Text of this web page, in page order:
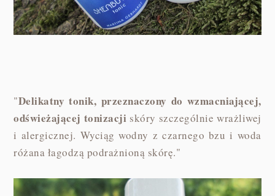
"Delikatny tonik, przeznaczony do wzmacniającej,
odświeżającej tonizacji skóry szczególnie wrażliwej
i alergicznej. Wyciąg wodny z czarnego bzu i woda
różana łagodzą podrażnioną skórę."